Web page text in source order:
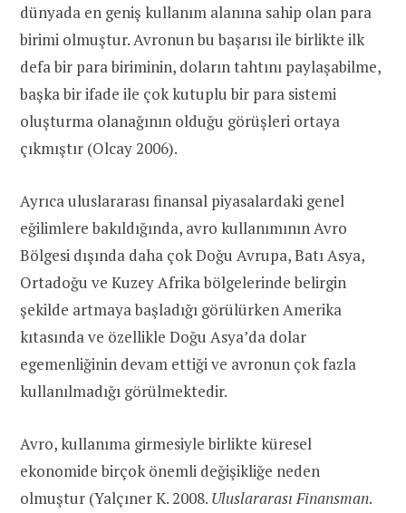
dünyada en geniş kullanım alanına sahip olan para
birimi olmuştur. Avronun bu başarısı ile birlikte ilk
defa bir para biriminin, doların tahtını paylaşabilme,
başka bir ifade ile çok kutuplu bir para sistemi
oluşturma olanağının olduğu görüşleri ortaya
çıkmıştır (Olcay 2006).
Ayrıca uluslararası finansal piyasalardaki genel
eğilimlere bakıldığında, avro kullanımının Avro
Bölgesi dışında daha çok Doğu Avrupa, Batı Asya,
Ortadoğu ve Kuzey Afrika bölgelerinde belirgin
şekilde artmaya başladığı görülürken Amerika
kıtasında ve özellikle Doğu Asya’da dolar
egemenliğinin devam ettiği ve avronun çok fazla
kullanılmadığı görülmektedir.
Avro, kullanıma girmesiyle birlikte küresel
ekonomide birçok önemli değişikliğe neden
olmuştur (Yalçıner K. 2008. Uluslararası Finansman.